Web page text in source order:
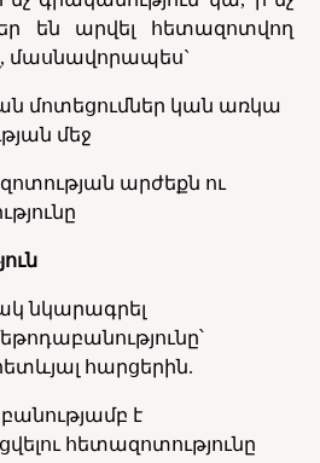
են արվել հետազոտվող
մասնավորապես`
մոտեցումներ կան առկա
մեջ
արժեքն ու
նկարագրել
հարցերին.
է
հետազոտությունը